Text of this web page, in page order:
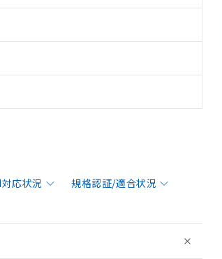
応状況 規格認証/適合状況